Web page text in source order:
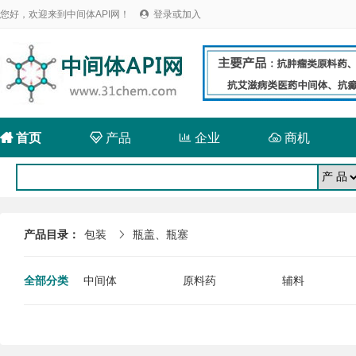
您好，欢迎来到中间体API网！  登录或加入
首页 产品  企业  商机
产品目录： 包装  瓶盖、瓶塞
全部分类 中间体 原料药 辅料